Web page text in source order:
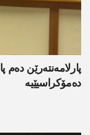
پارلامەنتەرێن دەم
دەمۆکراسیێیە